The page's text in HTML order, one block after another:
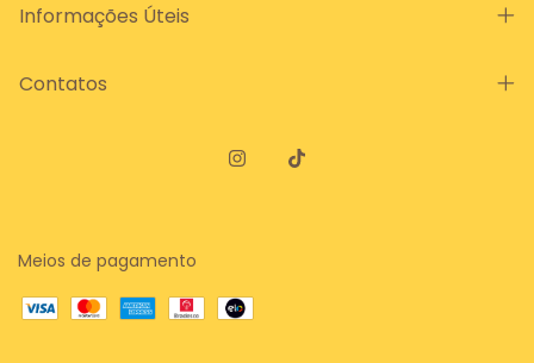
Informações Úteis
Contatos
Meios de pagamento